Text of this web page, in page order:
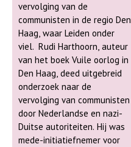
vervolging van de
communisten in de regio Den
Haag, waar Leiden onder
viel. Rudi Harthoorn, auteur
van het boek Vuile oorlog in
Den Haag, deed uitgebreid
onderzoek naar de
vervolging van communisten
door Nederlandse en nazi-
Duitse autoriteiten. Hij was
mede-initiatiefnemer voor